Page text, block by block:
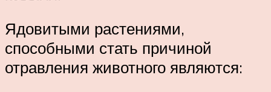
Ядовитыми растениями,
способными стать причиной
отравления животного являются: